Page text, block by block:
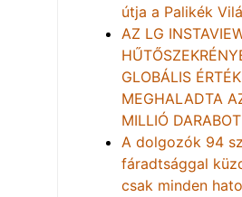
útja a Palikék
AZ LG
GLOBÁLIS
MEGHALADTA
MILLIÓ DARABOT
A dolgozók 94
fáradtsággal
csak minden